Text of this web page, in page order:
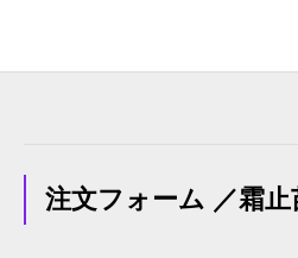
注文フォーム ／霜止